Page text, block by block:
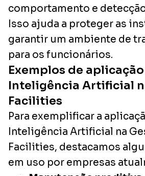
comportamento e
Isso ajuda a proteger as
garantir um ambiente de
para os funcionários.
Exemplos de
Inteligência Artificial
Facilities
Para exemplificar a
Inteligência Artificial na
Facilities, destacamos
em uso por empresas